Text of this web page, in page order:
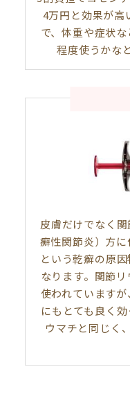
4万円と効果が高
で、体重や症状
程度使うかな
皮膚だけでなく
癬性関節炎）方
という乾癬の原
なります。関節
使われています
にもとても良く
ウマチと同じく